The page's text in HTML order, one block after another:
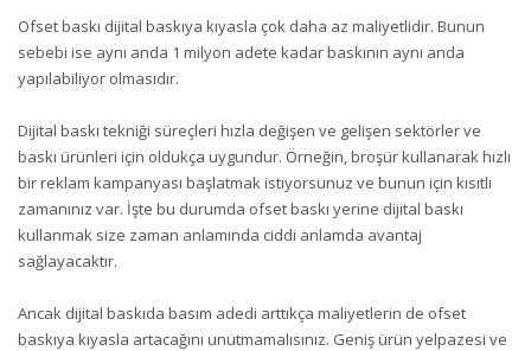
Ofset baskı dijital baskıya kıyasla çok daha az maliyetlidir. Bunun
sebebi ise aynı anda 1 milyon adete kadar baskının aynı anda
yapılabiliyor olmasıdır.
Dijital baskı tekniği süreçleri hızla değişen ve gelişen sektörler ve
baskı ürünleri için oldukça uygundur. Örneğin, broşür kullanarak hızlı
bir reklam kampanyası başlatmak istiyorsunuz ve bunun için kısıtlı
zamanınız var. İşte bu durumda ofset baskı yerine dijital baskı
kullanmak size zaman anlamında ciddi anlamda avantaj
sağlayacaktır.
Ancak dijital baskıda basım adedi arttıkça maliyetlerin de ofset
baskıya kıyasla artacağını unutmamalısınız. Geniş ürün yelpazesi ve